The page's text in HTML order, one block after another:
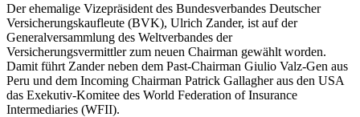
Der ehemalige Vizepräsident des Bundesverbandes Deutscher
Versicherungskaufleute (BVK), Ulrich Zander, ist auf der
Generalversammlung des Weltverbandes der
Versicherungsvermittler zum neuen Chairman gewählt worden.
Damit führt Zander neben dem Past-Chairman Giulio Valz-Gen aus
Peru und dem Incoming Chairman Patrick Gallagher aus den USA
das Exekutiv-Komitee des World Federation of Insurance
Intermediaries (WFII).